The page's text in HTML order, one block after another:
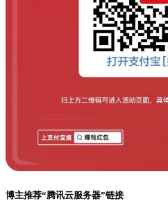
博主推荐“腾讯云服务器”链接